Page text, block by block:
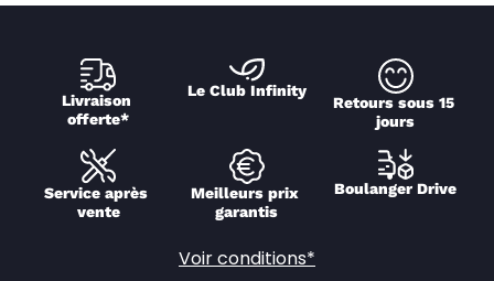
Livraison
offerte*
Le Club Infinity
Retours sous 15
jours
Service après
vente
Meilleurs prix
garantis
Boulanger Drive
Voir conditions*